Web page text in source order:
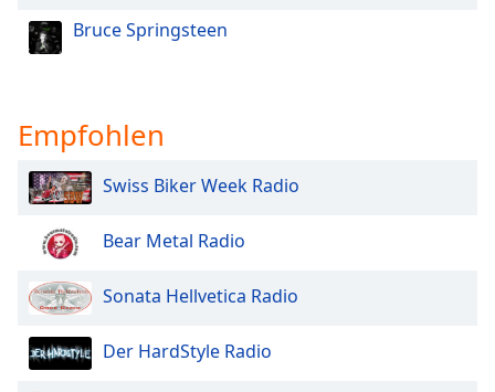
Bruce Springsteen
Empfohlen
Swiss Biker Week Radio
Bear Metal Radio
Sonata Hellvetica Radio
Der HardStyle Radio